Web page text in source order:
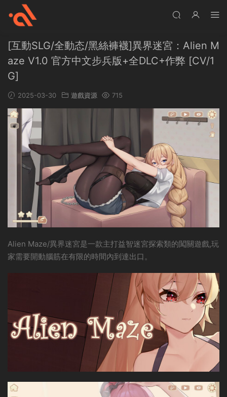
[互動SLG/全動态/黑絲褲襪]異界迷宮：Alien M
aze V1.0 官方中文步兵版+全DLC+作弊 [CV/1
G]
2025-03-30 遊戲資源 715
Alien Maze/異界迷宮是一款主打益智迷宮探索類的闖關遊戲,玩
家需要開動腦筋在有限的時間內到達出口。